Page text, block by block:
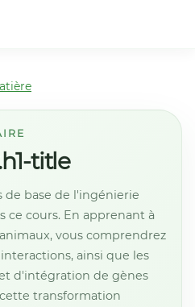
title
de base de l'ingénierie
ce cours. En apprenant à
vous comprendrez
ainsi que les
d'intégration de gènes
transformation